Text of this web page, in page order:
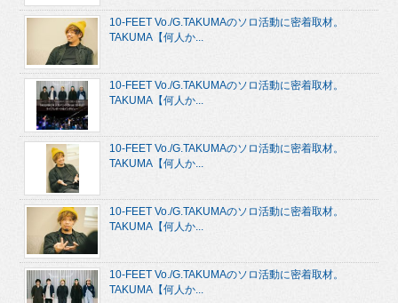
10-FEET Vo./G.TAKUMAのソロ活動に密着取材。
TAKUMA【何人か...
10-FEET Vo./G.TAKUMAのソロ活動に密着取材。
TAKUMA【何人か...
10-FEET Vo./G.TAKUMAのソロ活動に密着取材。
TAKUMA【何人か...
10-FEET Vo./G.TAKUMAのソロ活動に密着取材。
TAKUMA【何人か...
10-FEET Vo./G.TAKUMAのソロ活動に密着取材。
TAKUMA【何人か...